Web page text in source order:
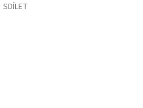
SDÍLET